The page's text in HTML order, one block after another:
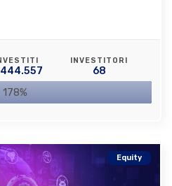
INVESTITORI
68
178%
Equity